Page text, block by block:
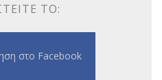
ΤΟ:
στο Facebook